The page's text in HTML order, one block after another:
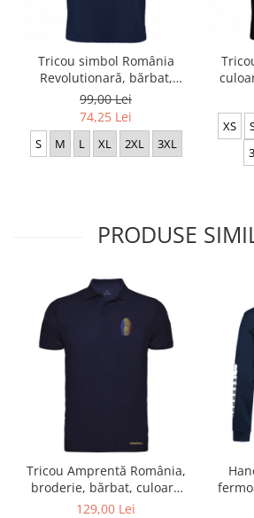
Tricou simbol România
Revolutionară, bărbat,
culoare bleumarin, CRP92
99,00 Lei
74,25 Lei
S M L XL 2XL 3XL
XS
PRODUSE
Tricou Amprentă România,
broderie, bărbat, culoare
bleumarin CRP28
129,00 Lei